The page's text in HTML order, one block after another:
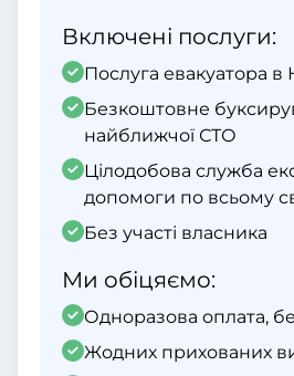
Включені послуги:
Послуга евакуатора в
Безкоштовне
найближчої СТО
Цілодобова служба
допомоги по всьому
Без участі власника
Ми обіцяємо:
Одноразова оплата,
Жодних прихованих